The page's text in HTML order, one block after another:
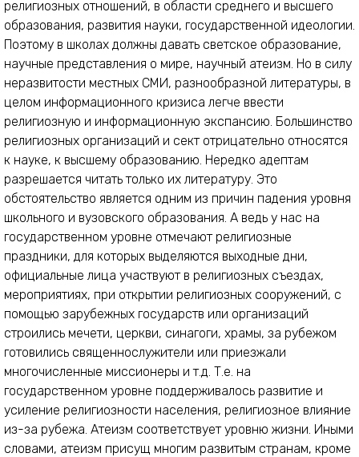
религиозных отношений, в области среднего и высшего
образования, развития науки, государственной идеологии.
Поэтому в школах должны давать светское образование,
научные представления о мире, научный атеизм. Но в силу
неразвитости местных СМИ, разнообразной литературы, в
целом информационного кризиса легче ввести
религиозную и информационную экспансию. Большинство
религиозных организаций и сект отрицательно относятся
к науке, к высшему образованию. Нередко адептам
разрешается читать только их литературу. Это
обстоятельство является одним из причин падения уровня
школьного и вузовского образования. А ведь у нас на
государственном уровне отмечают религиозные
праздники, для которых выделяются выходные дни,
официальные лица участвуют в религиозных съездах,
мероприятиях, при открытии религиозных сооружений, с
помощью зарубежных государств или организаций
строились мечети, церкви, синагоги, храмы, за рубежом
готовились священнослужители или приезжали
многочисленные миссионеры и т.д. Т.е. на
государственном уровне поддерживалось развитие и
усиление религиозности населения, религиозное влияние
из-за рубежа. Атеизм соответствует уровню жизни. Иными
словами, атеизм присущ многим развитым странам, кроме